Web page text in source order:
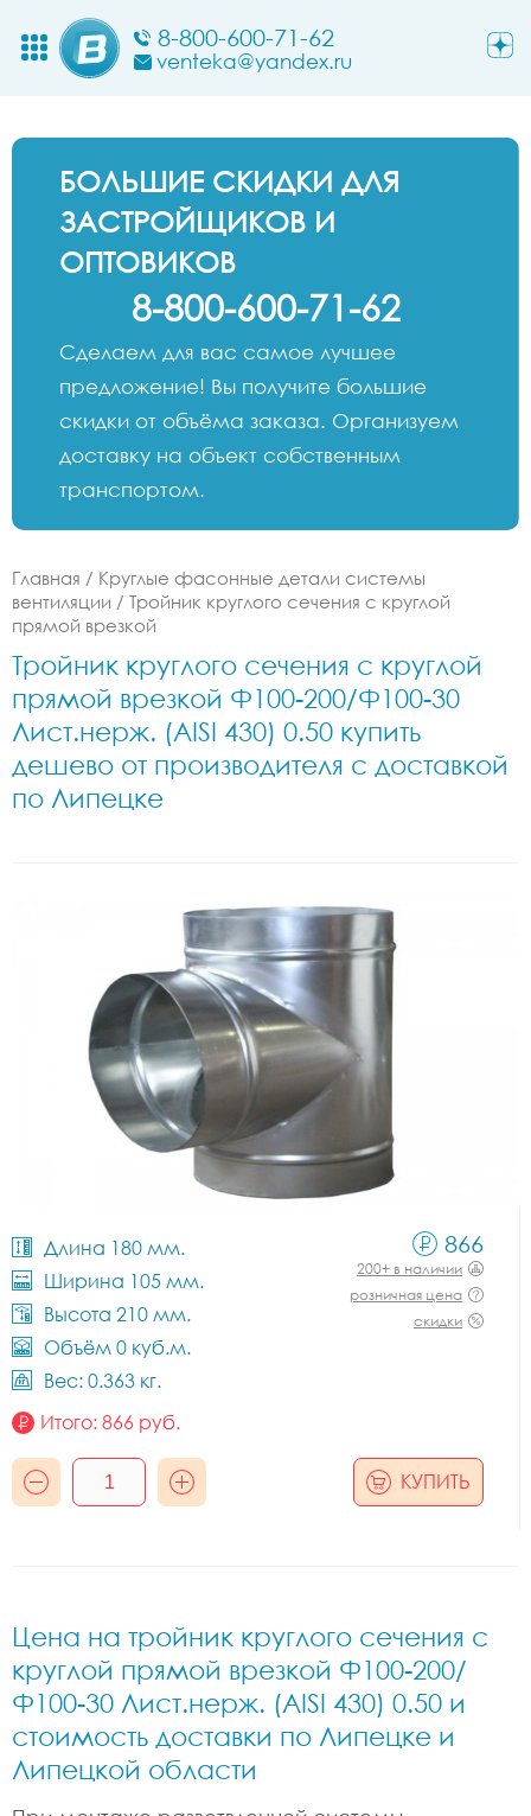
8-800-600-71-62
venteka@yandex.ru
БОЛЬШИЕ СКИДКИ ДЛЯ
ЗАСТРОЙЩИКОВ И
ОПТОВИКОВ
8-800-600-71-62
Сделаем для вас самое лучшее
предложение! Вы получите большие
скидки от объёма заказа. Организуем
доставку на объект собственным
транспортом.
Главная / Круглые фасонные детали системы
вентиляции / Тройник круглого сечения с круглой
прямой врезкой
Тройник круглого сечения с круглой
прямой врезкой Ф100-200/Ф100-30
Лист.нерж. (AISI 430) 0.50 купить
дешево от производителя с доставкой
по Липецке
Длина 180 мм.
Ширина 105 мм.
Высота 210 мм.
Объём 0 куб.м.
Вес: 0.363 кг.
866
200+ в наличии
розничная цена
скидки
Итого: 866 руб.
КУПИТЬ
Цена на тройник круглого сечения с
круглой прямой врезкой Ф100-200/
Ф100-30 Лист.нерж. (AISI 430) 0.50 и
стоимость доставки по Липецке и
Липецкой области